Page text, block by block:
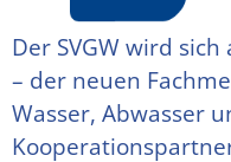
Der SVGW wird
– der neuen
Wasser, Abwasser